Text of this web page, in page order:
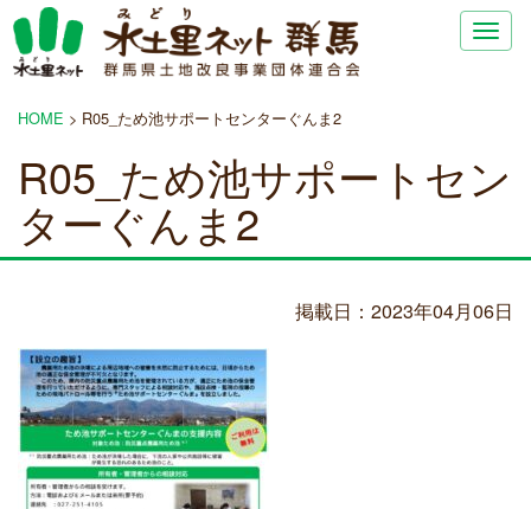
HOME > R05_ため池サポートセンターぐんま2
R05_ため池サポートセン
ターぐんま2
掲載日：2023年04月06日